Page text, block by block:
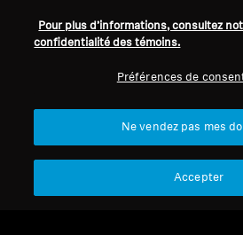
Politique de confidentialité
Politique de communication des
Conditions générales
Politique de divulgation
Conditions de garantie pour les
Pour plus d’informations, consultez
confidentialité des témoins.
Préférences de
Ne vendez pas mes
Accepter